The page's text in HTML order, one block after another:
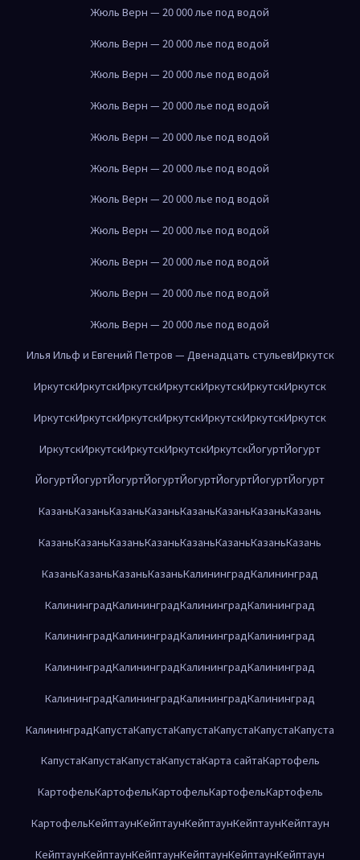
Жюль Верн — 20 000 лье под водой
Жюль Верн — 20 000 лье под водой
Жюль Верн — 20 000 лье под водой
Жюль Верн — 20 000 лье под водой
Жюль Верн — 20 000 лье под водой
Жюль Верн — 20 000 лье под водой
Жюль Верн — 20 000 лье под водой
Жюль Верн — 20 000 лье под водой
Жюль Верн — 20 000 лье под водой
Жюль Верн — 20 000 лье под водой
Жюль Верн — 20 000 лье под водой
Илья Ильф и Евгений Петров — Двенадцать стульевИркутск
ИркутскИркутскИркутскИркутскИркутскИркутскИркутск
ИркутскИркутскИркутскИркутскИркутскИркутскИркутск
ИркутскИркутскИркутскИркутскИркутскЙогуртЙогурт
ЙогуртЙогуртЙогуртЙогуртЙогуртЙогуртЙогуртЙогурт
КазаньКазаньКазаньКазаньКазаньКазаньКазаньКазань
КазаньКазаньКазаньКазаньКазаньКазаньКазаньКазань
КазаньКазаньКазаньКазаньКалининградКалининград
КалининградКалининградКалининградКалининград
КалининградКалининградКалининградКалининград
КалининградКалининградКалининградКалининград
КалининградКалининградКалининградКалининград
КалининградКапустаКапустаКапустаКапустаКапустаКапуста
КапустаКапустаКапустаКапустаКарта сайтаКартофель
КартофельКартофельКартофельКартофельКартофель
КартофельКейптаунКейптаунКейптаунКейптаунКейптаун
КейптаунКейптаунКейптаунКейптаунКейптаунКейптаун